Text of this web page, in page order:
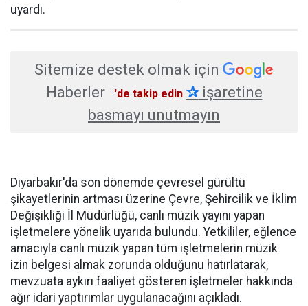
uyardı.
Sitemize destek olmak için
Haberler
'de takip edin ✰işaretine
basmayı unutmayın
Diyarbakır'da son dönemde çevresel gürültü
şikayetlerinin artması üzerine Çevre, Şehircilik ve İklim
Değişikliği İl Müdürlüğü, canlı müzik yayını yapan
işletmelere yönelik uyarıda bulundu. Yetkililer, eğlence
amacıyla canlı müzik yapan tüm işletmelerin müzik
izin belgesi almak zorunda olduğunu hatırlatarak,
mevzuata aykırı faaliyet gösteren işletmeler hakkında
ağır idari yaptırımlar uygulanacağını açıkladı.